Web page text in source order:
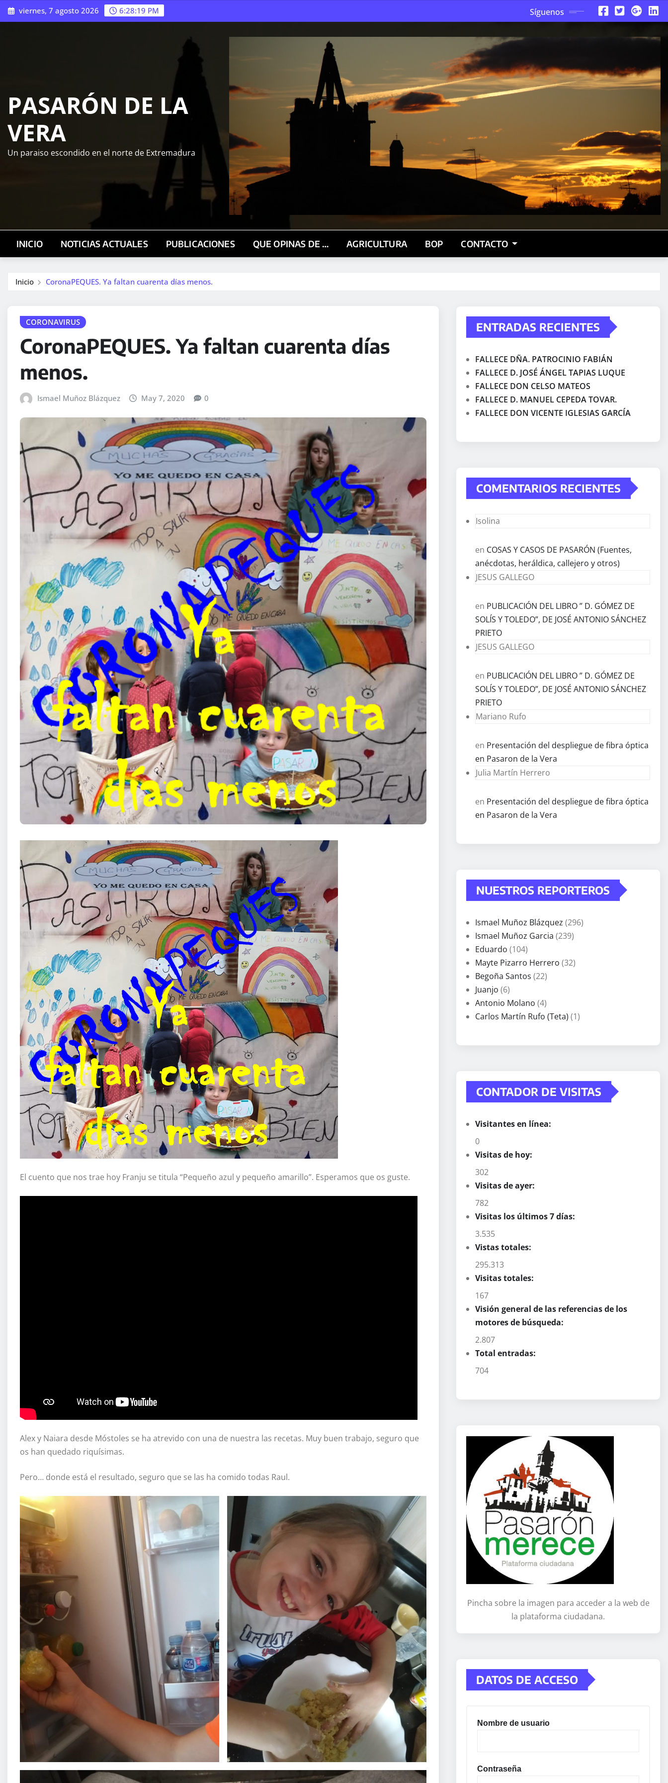
Saltar
al
viernes, 7 agosto 2026 6:28:21 PM Síguenos
PASARÓN DE LA
VERA
Un paraiso escondido en el norte de Extremadura
INICIO NOTICIAS ACTUALES PUBLICACIONES QUE OPINAS DE … AGRICULTURA BOP CONTACTO
Inicio CoronaPEQUES. Ya faltan cuarenta días menos.
CORONAVIRUS
CoronaPEQUES. Ya faltan cuarenta días
menos.
Ismael Muñoz Blázquez May 7, 2020 0
El cuento que nos trae hoy Franju se titula “Pequeño azul y pequeño amarillo”. Esperamos que os guste.
Alex y Naiara desde Móstoles se ha atrevido con una de nuestra las recetas. Muy buen trabajo, seguro que
os han quedado riquísimas.
Pero… donde está el resultado, seguro que se las ha comido todas Raul.
ENTRADAS RECIENTES
FALLECE DÑA. PATROCINIO FABIÁN
FALLECE D. JOSÉ ÁNGEL TAPIAS LUQUE
FALLECE DON CELSO MATEOS
FALLECE D. MANUEL CEPEDA TOVAR.
FALLECE DON VICENTE IGLESIAS GARCÍA
COMENTARIOS RECIENTES
Isolina
en COSAS Y CASOS DE PASARÓN (Fuentes,
anécdotas, heráldica, callejero y otros)
JESUS GALLEGO
en PUBLICACIÓN DEL LIBRO ” D. GÓMEZ DE
SOLÍS Y TOLEDO”, DE JOSÉ ANTONIO SÁNCHEZ
PRIETO
JESUS GALLEGO
en PUBLICACIÓN DEL LIBRO ” D. GÓMEZ DE
SOLÍS Y TOLEDO”, DE JOSÉ ANTONIO SÁNCHEZ
PRIETO
Mariano Rufo
en Presentación del despliegue de fibra óptica
en Pasaron de la Vera
Julia Martín Herrero
en Presentación del despliegue de fibra óptica
en Pasaron de la Vera
NUESTROS REPORTEROS
Ismael Muñoz Blázquez (296)
Ismael Muñoz Garcia (239)
Eduardo (104)
Mayte Pizarro Herrero (32)
Begoña Santos (22)
Juanjo (6)
Antonio Molano (4)
Carlos Martín Rufo (Teta) (1)
CONTADOR DE VISITAS
Visitantes en línea:
0
Visitas de hoy:
302
Visitas de ayer:
782
Visitas los últimos 7 días:
3.535
Vistas totales:
295.313
Visitas totales:
167
Visión general de las referencias de los
motores de búsqueda:
2.807
Total entradas:
704
Pincha sobre la imagen para acceder a la web de
la plataforma ciudadana.
DATOS DE ACCESO
Nombre de usuario
Contraseña